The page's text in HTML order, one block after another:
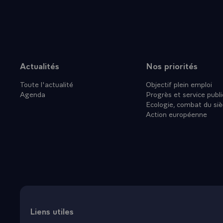
PLACANT
SUR, NOS
DE
FONT
PEUPLES
QUI
Plan du site
Actualités
Toute l'actualité
Agenda
Nos priorités
Objectif plein emploi
Progrès et service
Ecologie, combat du
Action européenne
Liens utiles